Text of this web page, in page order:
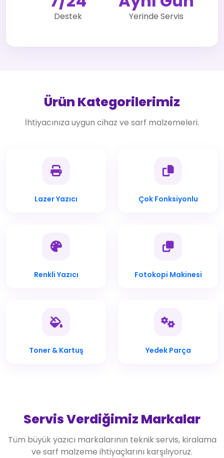
Destek Yerinde Servis
Ürün Kategorilerimiz
İhtiyacınıza uygun cihaz ve sarf malzemeleri.
Lazer Yazıcı Çok Fonksiyonlu
Renkli Yazıcı Fotokopi Makinesi
Toner & Kartuş Yedek Parça
Servis Verdiğimiz Markalar
Tüm büyük yazıcı markalarının teknik servis, kiralama
ve sarf malzeme ihtiyaçlarını karşılıyoruz.